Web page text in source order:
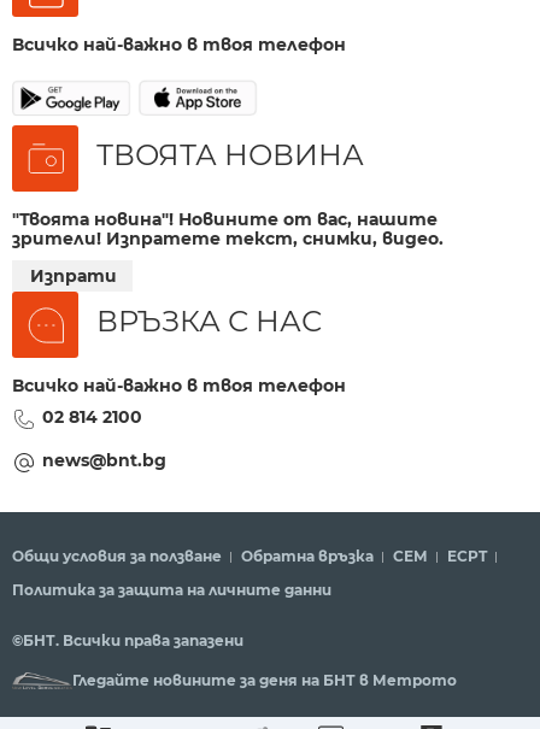
Всичко най-важно в твоя телефон
ТВОЯТА НОВИНА
"Твоята новина"! Новините от вас, нашите
зрители! Изпратете текст, снимки, видео.
Изпрати
ВРЪЗКА С НАС
Всичко най-важно в твоя телефон
02 814 2100
news@bnt.bg
Общи условия за ползване Обратна връзка СЕМ
ECPT
Политика за защита на личните данни
©БНТ. Всички права запазени
Гледайте новините за деня на БНТ в Метрото